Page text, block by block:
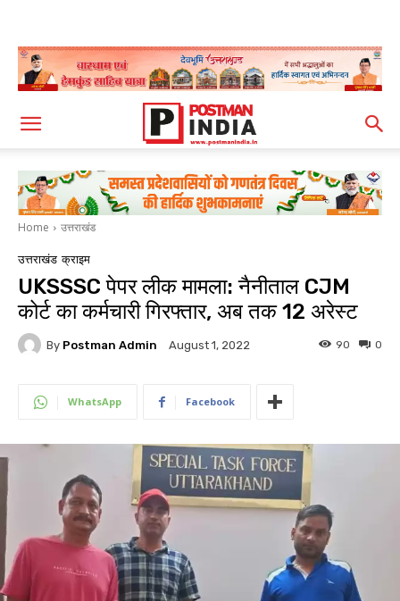
Home उत्तराखंड
उत्तराखंड क्राइम
UKSSSC पेपर लीक मामला: नैनीताल CJM
कोर्ट का कर्मचारी गिरफ्तार, अब तक 12 अरेस्ट
By Postman Admin August 1, 2022 0
90
WhatsApp Facebook